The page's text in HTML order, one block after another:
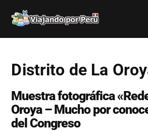
por
Distrito de La
Muestra fotográfica
Oroya – Mucho por
del Congreso